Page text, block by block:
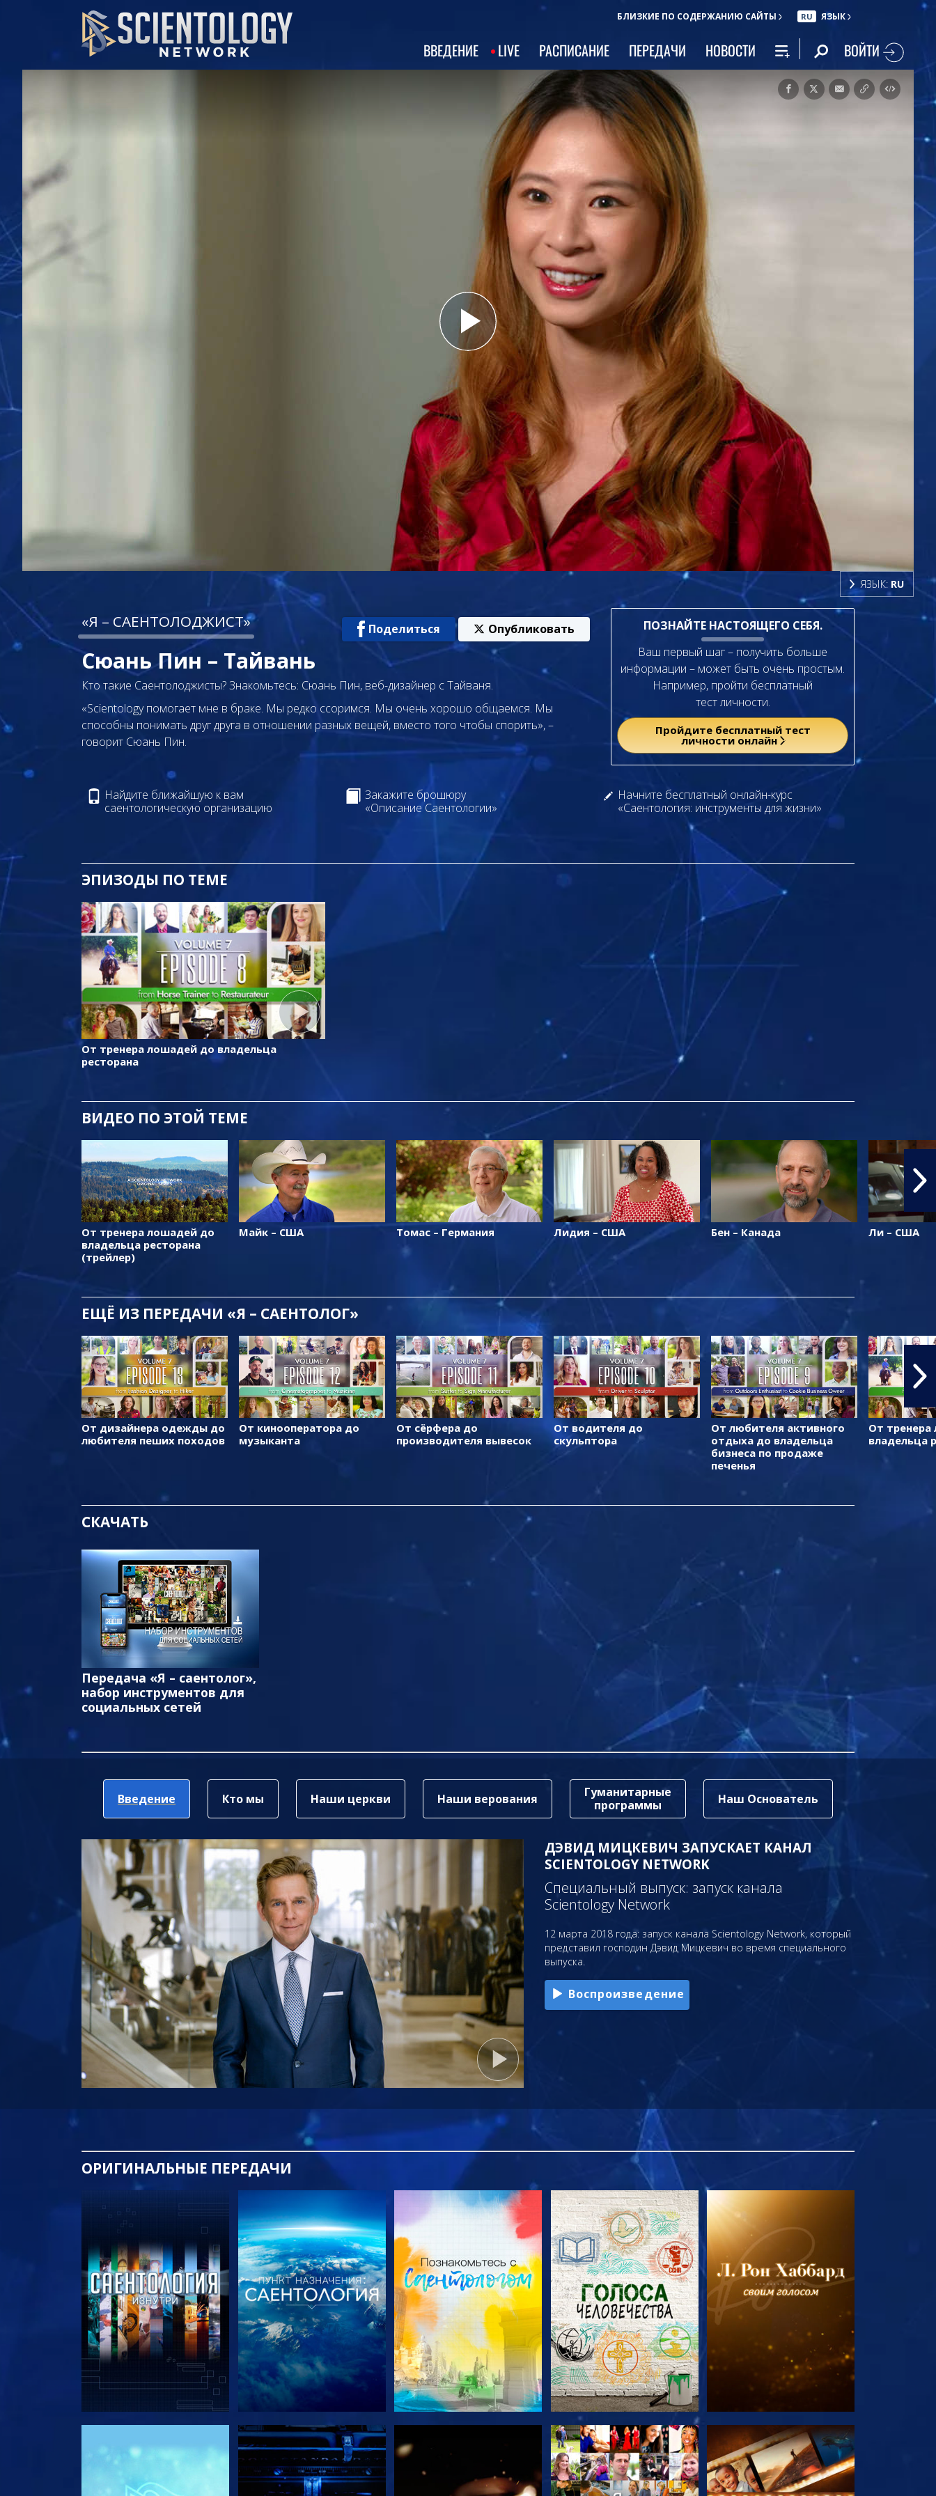
БЛИЗКИЕ ПО СОДЕРЖАНИЮ САЙТЫ RU ЯЗЫК
ВВЕДЕНИЕ LIVE РАСПИСАНИЕ ПЕРЕДАЧИ НОВОСТИ ВОЙТИ
Play
Video
ЯЗЫК: RU
«Я – САЕНТОЛОДЖИСТ» Поделиться Опубликовать
Сюань Пин – Тайвань
Кто такие Саентолоджисты? Знакомьтесь: Сюань Пин, веб-дизайнер с Тайваня.
«Scientology помогает мне в браке. Мы редко ссоримся. Мы очень хорошо общаемся. Мы
способны понимать друг друга в отношении разных вещей, вместо того чтобы спорить», –
говорит Сюань Пин.
ПОЗНАЙТЕ НАСТОЯЩЕГО СЕБЯ.
Ваш первый шаг – получить больше
информации – может быть очень простым.
Например, пройти бесплатный
тест личности.
Пройдите бесплатный тест
личности онлайн
Найдите ближайшую к вам
саентологическую организацию
Закажите брошюру
«Описание Саентологии»
Начните бесплатный онлайн-курс
«Саентология: инструменты для жизни»
ЭПИЗОДЫ ПО ТЕМЕ
От тренера лошадей до владельца
ресторана
ВИДЕО ПО ЭТОЙ ТЕМЕ
От тренера лошадей до
владельца ресторана
(трейлер)
Майк – США Томас – Германия Лидия – США Бен – Канада Ли – США
ЕЩЁ ИЗ ПЕРЕДАЧИ «Я – САЕНТОЛОГ»
От дизайнера одежды до
любителя пеших походов
От кинооператора до
музыканта
От сёрфера до
производителя вывесок
От водителя до
скульптора
От любителя активного
отдыха до владельца
бизнеса по продаже
печенья
От
владельца
СКАЧАТЬ
Передача «Я – саентолог»,
набор инструментов для
социальных сетей
Введение Кто мы Наши церкви Наши верования
Гуманитарные
программы
Наш Основатель
ДЭВИД МИЦКЕВИЧ ЗАПУСКАЕТ КАНАЛ
SCIENTOLOGY NETWORK
Специальный выпуск: запуск канала
Scientology Network
12 марта 2018 года: запуск канала Scientology Network, который
представил господин Дэвид Мицкевич во время специального
выпуска.
Воспроизведение
ОРИГИНАЛЬНЫЕ ПЕРЕДАЧИ
СМОТРЕТЬ ПЕРЕДАЧИ СМОТРЕТЬ ПЕРЕДАЧИ СМОТРЕТЬ ПЕРЕДАЧИ СМОТРЕТЬ ПЕРЕДАЧИ СМОТРЕТЬ ПЕРЕДАЧИ